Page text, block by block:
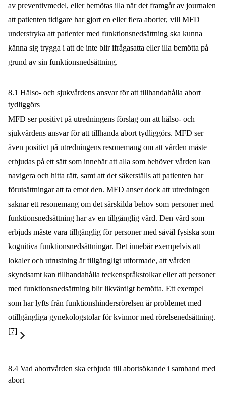
av preventivmedel, eller bemötas illa när det framgår av journalen
att patienten tidigare har gjort en eller flera aborter, vill MFD
understryka att patienter med funktionsnedsättning ska kunna
känna sig trygga i att de inte blir ifrågasatta eller illa bemötta på
grund av sin funktionsnedsättning.
8.1 Hälso- och sjukvårdens ansvar för att tillhandahålla abort
tydliggörs
MFD ser positivt på utredningens förslag om att hälso- och
sjukvårdens ansvar för att tillhanda abort tydliggörs. MFD ser
även positivt på utredningens resonemang om att vården måste
erbjudas på ett sätt som innebär att alla som behöver vården kan
navigera och hitta rätt, samt att det säkerställs att patienten har
förutsättningar att ta emot den. MFD anser dock att utredningen
saknar ett resonemang om det särskilda behov som personer med
funktionsnedsättning har av en tillgänglig vård. Den vård som
erbjuds måste vara tillgänglig för personer med såväl fysiska som
kognitiva funktionsnedsättningar. Det innebär exempelvis att
lokaler och utrustning är tillgängligt utformade, att vården
skyndsamt kan tillhandahålla teckenspråkstolkar eller att personer
med funktionsnedsättning blir likvärdigt bemötta. Ett exempel
som har lyfts från funktionshindersrörelsen är problemet med
otillgängliga gynekologstolar för kvinnor med rörelsenedsättning.
[7]
8.4 Vad abortvården ska erbjuda till abortsökande i samband med
abort